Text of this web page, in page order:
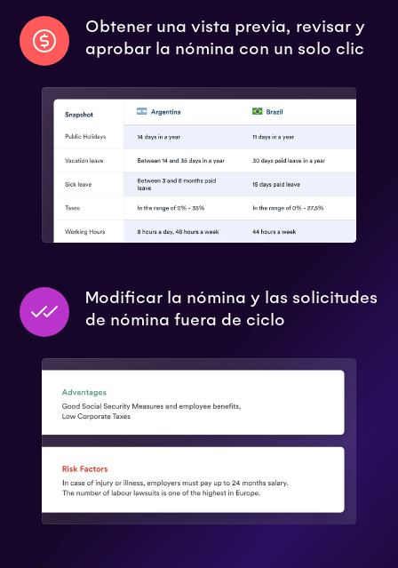
Obtener una vista previa, revisar y
aprobar la nómina con un solo clic
Modificar la nómina y las solicitudes
de nómina fuera de ciclo